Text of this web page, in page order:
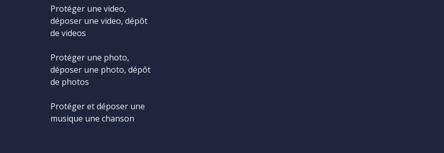
Protéger une video,
déposer une video, dépôt
de videos
Protéger une photo,
déposer une photo, dépôt
de photos
Protéger et déposer une
musique une chanson